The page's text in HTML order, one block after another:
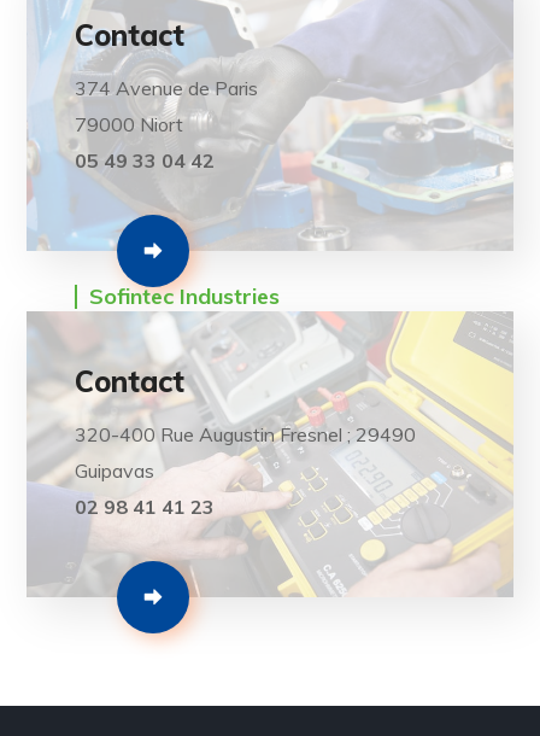
Contact
374 Avenue de Paris
79000 Niort
05 49 33 04 42
Sofintec Industries
Contact
320-400 Rue Augustin Fresnel ; 29490
Guipavas
02 98 41 41 23